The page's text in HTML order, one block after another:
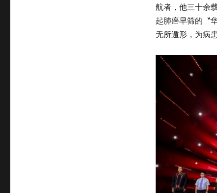
航者，他三十余
起肺癌早筛的〝
无所遁形，为病